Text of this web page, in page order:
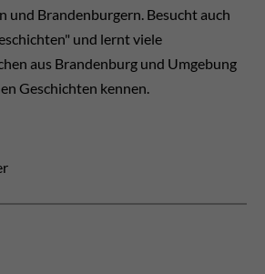
und Brandenburgern. Besucht auch
und lernt viele
aus Brandenburg und Umgebung
Geschichten kennen.